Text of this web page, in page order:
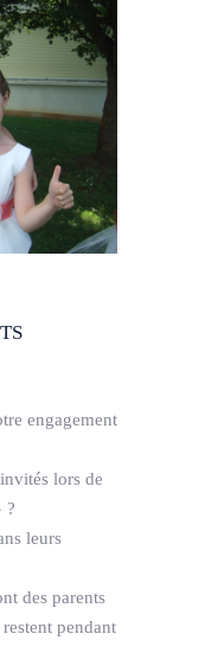
engagement
lors de
?
leurs
des parents
pendant